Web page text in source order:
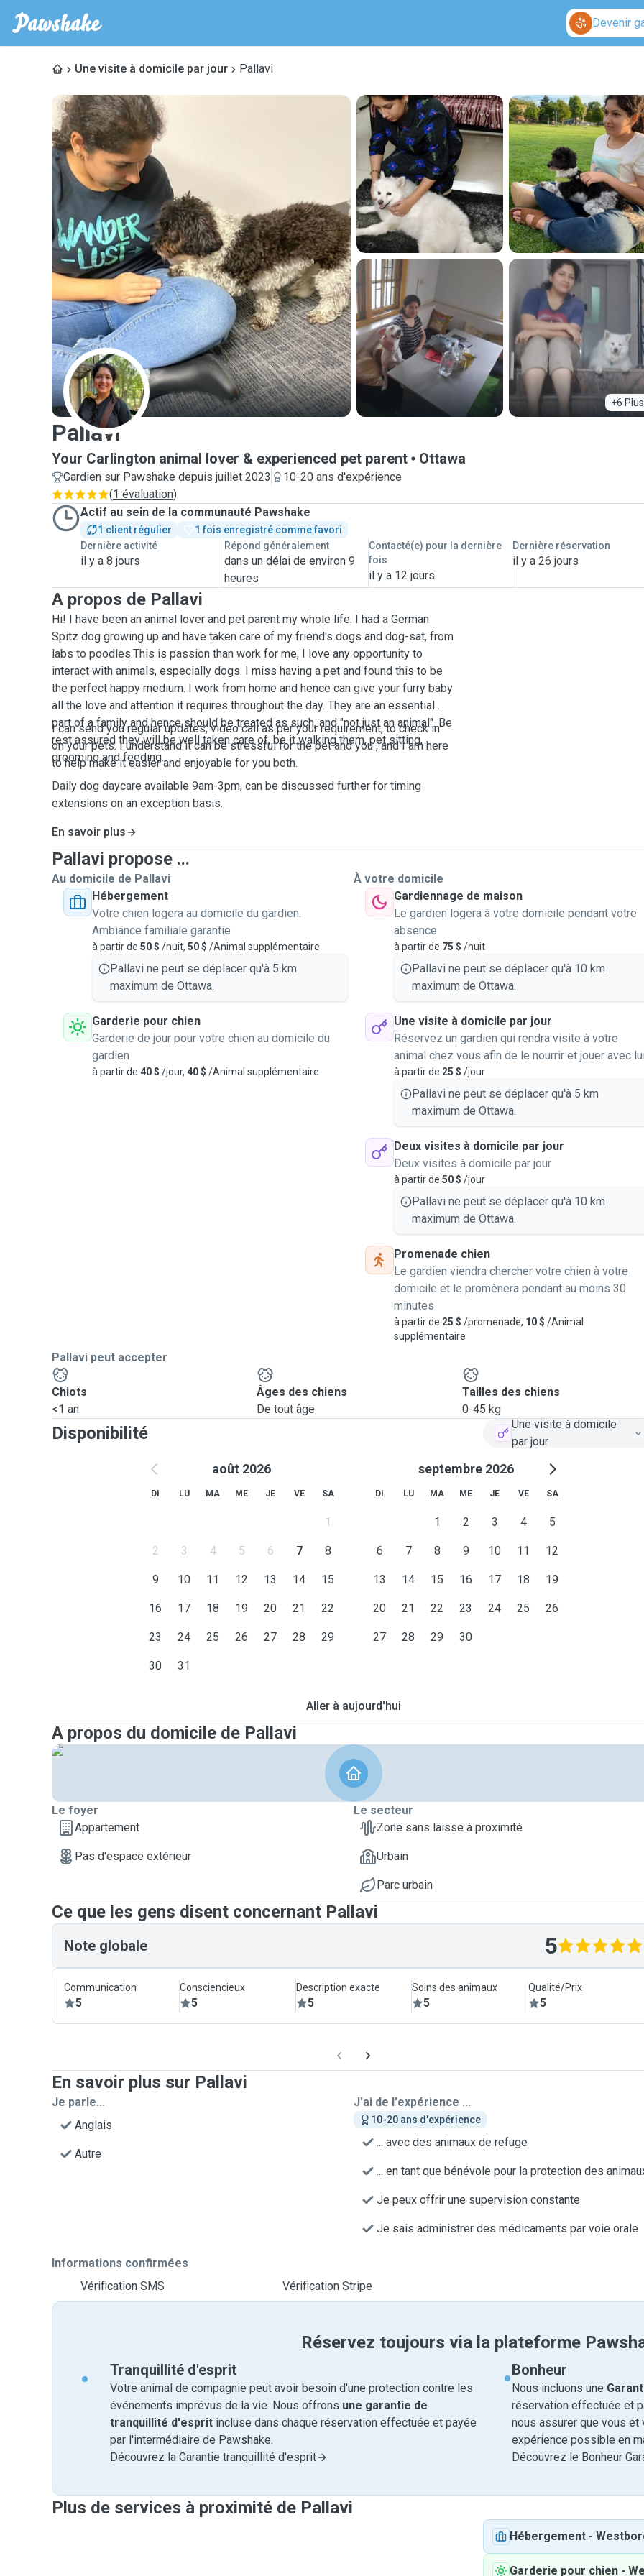
Devenir
Une visite à domicile par jour Pallavi
+6 Plus
P
Pallavi
Your Carlington animal lover & experienced pet parent Ottawa
Gardien sur Pawshake depuis juillet 2023
10-20 ans d'expérience
(1 évaluation)
Actif au sein de la communauté Pawshake
1 client régulier
1 fois enregistré comme favori
Dernière activité
il y a 8 jours
Répond généralement
dans un délai de environ 9
heures
Contacté(e) pour la dernière
fois
il y a 12 jours
Dernière réservation
il y a 26 jours
A propos de Pallavi
Hi! I have been an animal lover and pet parent my whole life. I had a German
Spitz dog growing up and have taken care of my friend's dogs and dog-sat, from
labs to poodles.This is passion than work for me, I love any opportunity to
interact with animals, especially dogs. I miss having a pet and found this to be
the perfect happy medium. I work from home and hence can give your furry baby
all the love and attention it requires throughout the day. They are an essential
part of a family and hence should be treated as such, and "not just an animal". Be
rest assured they will be well taken care of, be it walking them, pet sitting,
grooming and feeding.
I can send you regular updates, video call as per your requirement, to check in
on your pets. I understand it can be stressful for the pet and you , and I am here
to help make it easier and enjoyable for you both.
Daily dog daycare available 9am-3pm, can be discussed further for timing
extensions on an exception basis.
En savoir plus
Pallavi propose ...
Au domicile de Pallavi
Hébergement
Votre chien logera au domicile du gardien.
Ambiance familiale garantie
à partir de 50 $ /nuit, 50 $ /Animal supplémentaire
Pallavi ne peut se déplacer qu'à 5 km
maximum de Ottawa.
Garderie pour chien
Garderie de jour pour votre chien au domicile du
gardien
à partir de 40 $ /jour, 40 $ /Animal supplémentaire
À votre domicile
Gardiennage de maison
Le gardien logera à votre domicile pendant votre
absence
à partir de 75 $ /nuit
Pallavi ne peut se déplacer qu'à 10 km
maximum de Ottawa.
Une visite à domicile par jour
Réservez un gardien qui rendra visite à votre
animal chez vous afin de le nourrir et jouer avec
à partir de 25 $ /jour
Pallavi ne peut se déplacer qu'à 5 km
maximum de Ottawa.
Deux visites à domicile par jour
Deux visites à domicile par jour
à partir de 50 $ /jour
Pallavi ne peut se déplacer qu'à 10 km
maximum de Ottawa.
Promenade chien
Le gardien viendra chercher votre chien à votre
domicile et le promènera pendant au moins 30
minutes
à partir de 25 $ /promenade, 10 $ /Animal
supplémentaire
Pallavi peut accepter
Chiots
<1 an
Âges des chiens
De tout âge
Tailles des chiens
0-45 kg
Disponibilité
Une visite à domicile
par jour
août 2026
DI LU MA ME JE VE SA
1
2 3 4 5 6 7 8
9 10 11 12 13 14 15
16 17 18 19 20 21 22
23 24 25 26 27 28 29
30 31
septembre 2026
DI LU MA ME JE VE SA
1 2 3 4 5
6 7 8 9 10 11 12
13 14 15 16 17 18 19
20 21 22 23 24 25 26
27 28 29 30
Aller à aujourd'hui
A propos du domicile de Pallavi
Le foyer
Appartement
Pas d'espace extérieur
Le secteur
Zone sans laisse à proximité
Urbain
Parc urbain
Ce que les gens disent concernant Pallavi
Note globale 5
Communication
5
Consciencieux
5
Description exacte
5
Soins des animaux
5
Qualité/Prix
5
En savoir plus sur Pallavi
Je parle...
Anglais
Autre
J'ai de l'expérience ...
10-20 ans d'expérience
... avec des animaux de refuge
... en tant que bénévole pour la protection des
Je peux offrir une supervision constante
Je sais administrer des médicaments par voie orale
Informations confirmées
Vérification SMS
Vérification Stripe
Réservez toujours via la plateforme
Tranquillité d'esprit
Votre animal de compagnie peut avoir besoin d'une protection contre les
événements imprévus de la vie. Nous offrons une garantie de
tranquillité d'esprit incluse dans chaque réservation effectuée et payée
par l'intermédiaire de Pawshake.
Découvrez la Garantie tranquillité d'esprit
Bonheur
Nous incluons une
réservation effectuée et
nous assurer que vous
expérience possible en
Découvrez le Bonheur
Plus de services à proximité de Pallavi
Hébergement -
Garderie pour chien -